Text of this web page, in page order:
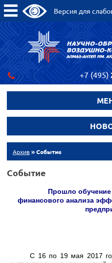
Версия для
+7 (495)
Архив » Событие
Событие
Прошло
финансового анализа
С 16 по 19 мая 2017